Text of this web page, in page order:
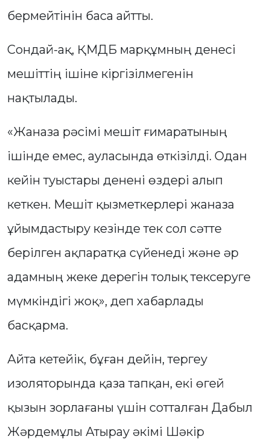
бермейтінін баса айтты.
Сондай-ақ, ҚМДБ марқұмның денесі
мешіттің ішіне кіргізілмегенін
нақтылады.
«Жаназа рәсімі мешіт ғимаратының
ішінде емес, ауласында өткізілді. Одан
кейін туыстары денені өздері алып
кеткен. Мешіт қызметкерлері жаназа
ұйымдастыру кезінде тек сол сәтте
берілген ақпаратқа сүйенеді және әр
адамның жеке дерегін толық тексеруге
мүмкіндігі жоқ», деп хабарлады
басқарма.
Айта кетейік, бұған дейін, тергеу
изоляторында қаза тапқан, екі өгей
қызын зорлағаны үшін сотталған Дабыл
Жәрдемұлы Атырау әкімі Шәкір